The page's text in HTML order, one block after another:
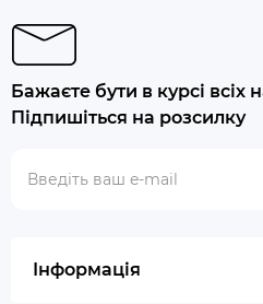
Бажаєте бути в курсі
Підпишіться на розсилку
Інформація